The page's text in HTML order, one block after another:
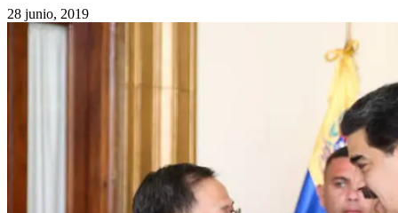
28 junio, 2019